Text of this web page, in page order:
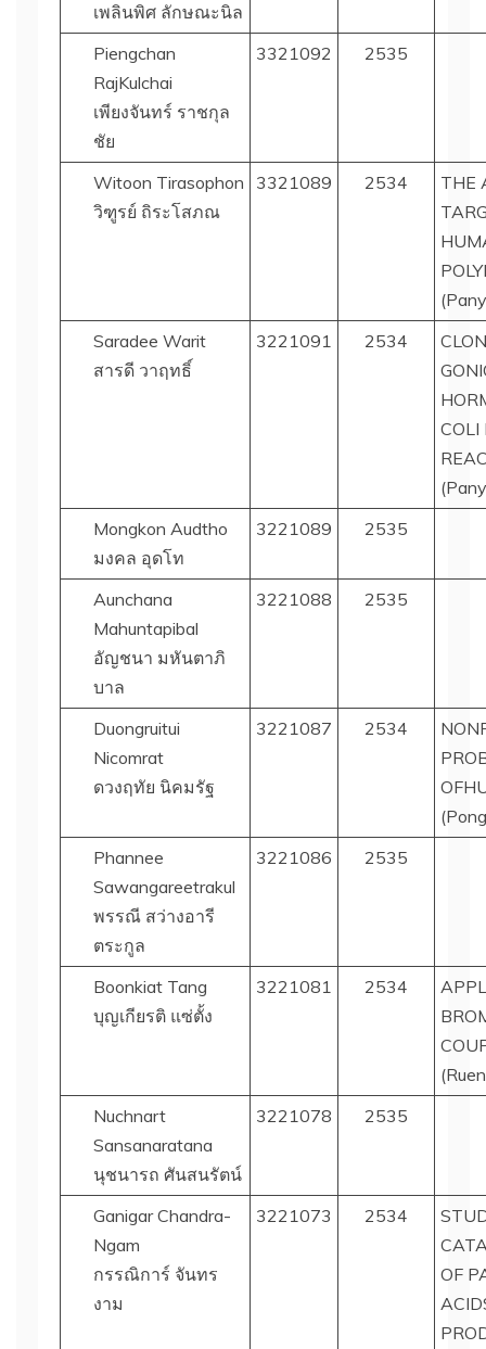
เพลินพิศ ลักษณะนิล
Piengchan
RajKulchai
เพียงจันทร์ ราชกุล
ชัย
3321092 2535
Witoon Tirasophon
วิฑูรย์ ถิระโสภณ
3321089 2534
THE
Saradee Warit
สารดี วาฤทธิ์
3221091 2534
COLI
Mongkon Audtho
มงคล อุดโท
3221089 2535
Aunchana
Mahuntapibal
อัญชนา มหันตาภิ
บาล
3221088 2535
Duongruitui
Nicomrat
ดวงฤทัย นิคมรัฐ
3221087 2534
Phannee
Sawangareetrakul
พรรณี สว่างอารี
ตระกูล
3221086 2535
Boonkiat Tang
บุญเกียรติ แซ่ตั้ง
3221081 2534
Nuchnart
Sansanaratana
นุชนารถ ศันสนรัตน์
3221078 2535
Ganigar Chandra-
Ngam
กรรณิการ์ จันทร
งาม
3221073 2534
OF